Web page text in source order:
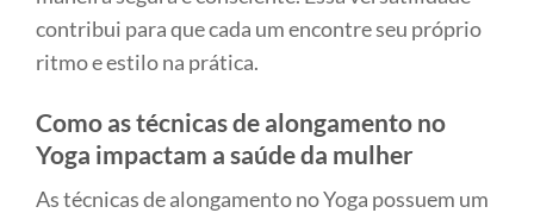
contribui para que cada um encontre seu próprio
ritmo e estilo na prática.
Como as técnicas de alongamento no
Yoga impactam a saúde da mulher
As técnicas de alongamento no Yoga possuem um